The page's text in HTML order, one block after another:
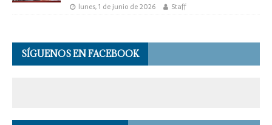
lunes, 1 de junio de 2026 Staff
SÍGUENOS EN FACEBOOK